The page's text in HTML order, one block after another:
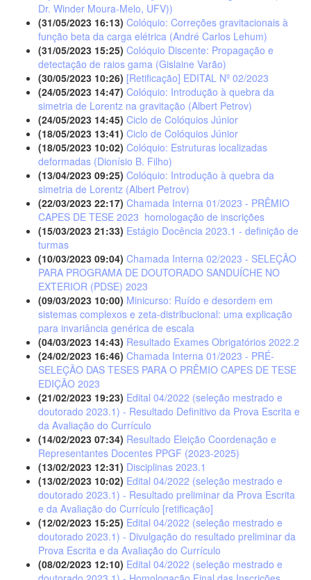
Dr. Winder Moura-Melo, UFV))
(31/05/2023 16:13) Colóquio: Correções gravitacionais à
função beta da carga elétrica (André Carlos Lehum)
(31/05/2023 15:25) Colóquio Discente: Propagação e
detectação de raios gama (Gislaine Varão)
(30/05/2023 10:26) [Retificação] EDITAL Nº 02/2023
(24/05/2023 14:47) Colóquio: Introdução à quebra da
simetria de Lorentz na gravitação (Albert Petrov)
(24/05/2023 14:45) Ciclo de Colóquios Júnior
(18/05/2023 13:41) Ciclo de Colóquios Júnior
(18/05/2023 10:02) Colóquio: Estruturas localizadas
deformadas (Dionísio B. Filho)
(13/04/2023 09:25) Colóquio: Introdução à quebra da
simetria de Lorentz (Albert Petrov)
(22/03/2023 22:17) Chamada Interna 01/2023 - PRÊMIO
CAPES DE TESE 2023  homologação de inscrições
(15/03/2023 21:33) Estágio Docência 2023.1 - definição de
turmas
(10/03/2023 09:04) Chamada Interna 02/2023 - SELEÇÃO
PARA PROGRAMA DE DOUTORADO SANDUÍCHE NO
EXTERIOR (PDSE) 2023
(09/03/2023 10:00) Minicurso: Ruído e desordem em
sistemas complexos e zeta-distribucional: uma explicação
para invariância genérica de escala
(04/03/2023 14:43) Resultado Exames Obrigatórios 2022.2
(24/02/2023 16:46) Chamada Interna 01/2023 - PRÉ-
SELEÇÃO DAS TESES PARA O PRÊMIO CAPES DE TESE 
EDIÇÃO 2023
(21/02/2023 19:23) Edital 04/2022 (seleção mestrado e
doutorado 2023.1) - Resultado Definitivo da Prova Escrita e
da Avaliação do Currículo
(14/02/2023 07:34) Resultado Eleição Coordenação e
Representantes Docentes PPGF (2023-2025)
(13/02/2023 12:31) Disciplinas 2023.1
(13/02/2023 10:02) Edital 04/2022 (seleção mestrado e
doutorado 2023.1) - Resultado preliminar da Prova Escrita
e da Avaliação do Currículo [retificação]
(12/02/2023 15:25) Edital 04/2022 (seleção mestrado e
doutorado 2023.1) - Divulgação do resultado preliminar da
Prova Escrita e da Avaliação do Currículo
(08/02/2023 12:10) Edital 04/2022 (seleção mestrado e